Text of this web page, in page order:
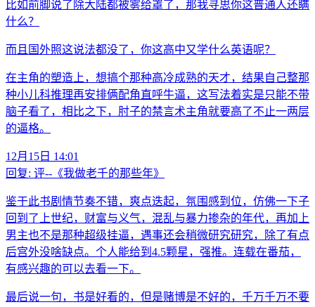
比如前脚说了除大陆都被雾给罩了，那我寻思你这普通人还瞒
什么？
而且国外照这说法都没了，你这高中又学什么英语呢？
在主角的塑造上，想搞个那种高冷成熟的天才，结果自己整那
种小儿科推理再安排俩配角直呼牛逼，这写法着实是只能不带
脑子看了，相比之下，肘子的禁言术主角就要高了不止一两层
的逼格。
12月15日 14:01
回复: 评--《我做老千的那些年》
鉴于此书剧情节奏不错，爽点迭起，氛围感到位，仿佛一下子
回到了上世纪，财富与义气，混乱与暴力掺杂的年代，再加上
男主也不是那种超级挂逼，遇事还会稍微研究研究，除了有点
后宫外没啥缺点。个人能给到4.5颗星，强推。连载在番茄，
有感兴趣的可以去看一下。
最后说一句，书是好看的，但是赌博是不好的，千万千万不要